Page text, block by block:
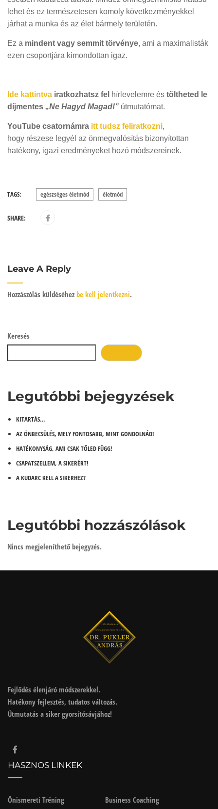
lehet és ez természetesen komoly következményekkel
járhat a munka és az élet bármely területén.
Ez a mindent vagy semmit törvénye, ami a maximalisták
ezen csoportjára kimondottan igaz.
Ide kattintva iratkozhatsz fel hírlevelemre és töltheted le
díjmentes „Ne Hagyd Magad!” útmutatómat.
YouTube csatornámra itt tudsz feliratkozni,
hogy részese legyél az önmegvalósítás bizonyítottan
hatékony, igazi eredményeket hozó módszereinek.
TAGS: egészséges életmód életmód
SHARE:
Leave A Reply
Hozzászólás küldéséhez be kell jelentkezni.
Keresés
Legutóbbi bejegyzések
KITARTÁS…
AZ ÖNBECSÜLÉS, MELY FONTOSABB, MINT GONDOLNÁD!
HATÉKONYSÁG, AMI CSAK TŐLED FÜGG!
CSAPATSZELLEM, A SIKERÉRT!
A KUDARC KELL A SIKERHEZ?
Legutóbbi hozzászólások
Nincs megjeleníthető bejegyzés.
Fejlődés élenjáró módszerekkel.
Hatékony fejlesztés, tudatos változás.
Útmutatás a siker gyorsítósávjához!
HASZNOS LINKEK
Önismereti Tréning
Business Coaching